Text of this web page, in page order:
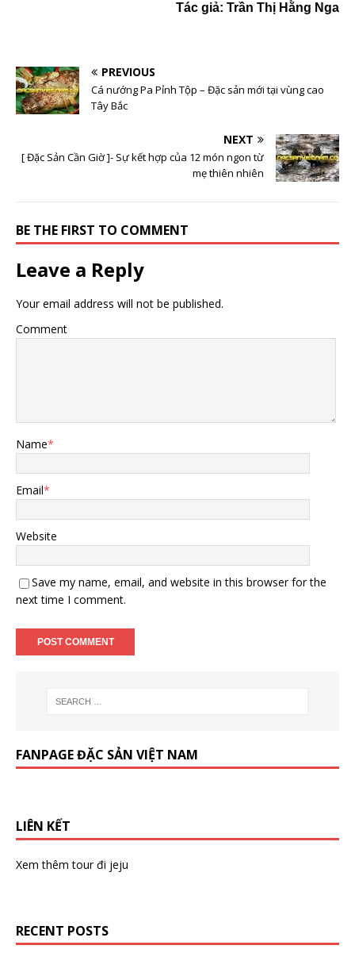
Tác giả: Trần Thị Hằng Nga
PREVIOUS
Cá nướng Pa Pỉnh Tộp – Đặc sản mới tại vùng cao
Tây Bắc
NEXT
[ Đặc Sản Cần Giờ ]- Sự kết hợp của 12 món ngon từ
mẹ thiên nhiên
BE THE FIRST TO COMMENT
Leave a Reply
Your email address will not be published.
Comment
Name*
Email*
Website
Save my name, email, and website in this browser for the
next time I comment.
FANPAGE ĐẶC SẢN VIỆT NAM
LIÊN KẾT
Xem thêmtour đi jeju
RECENT POSTS